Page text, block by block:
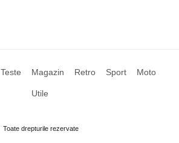
Teste Magazin Retro Sport Moto
Utile
Toate drepturile rezervate